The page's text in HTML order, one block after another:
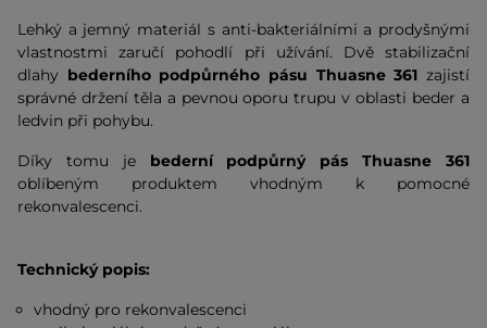
Lehký a jemný materiál s anti-bakteriálními a prodyšnými
vlastnostmi zaručí pohodlí při užívání. Dvě stabilizační
dlahy bederního podpůrného pásu Thuasne 361zajistí
správné držení těla a pevnou oporu trupu v oblasti beder a
ledvin při pohybu.
Díky tomu je bederní podpůrný pás Thuasne 361
oblíbeným produktem vhodným k pomocné
rekonvalescenci.
Technický popis:
vhodný pro rekonvalescenci